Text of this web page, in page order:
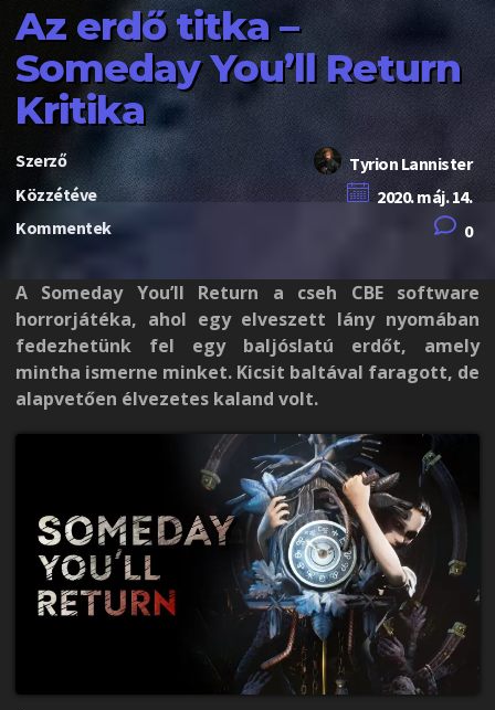
Az erdő titka –
Someday You’ll Return
Kritika
Szerző
Tyrion Lannister
Közzétéve
2020. máj. 14.
Kommentek
0
A Someday You’ll Return a cseh CBE software
horrorjátéka, ahol egy elveszett lány nyomában
fedezhetünk fel egy baljóslatú erdőt, amely
mintha ismerne minket. Kicsit baltával faragott, de
alapvetően élvezetes kaland volt.